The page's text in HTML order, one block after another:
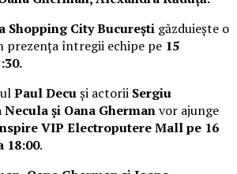
Shopping City București găzduiește o
prezența întregii echipe pe 15
Paul Decuși actorii Sergiu
și Oana Ghermanvor ajunge
VIP Electroputere Mall pe 16
18:00.